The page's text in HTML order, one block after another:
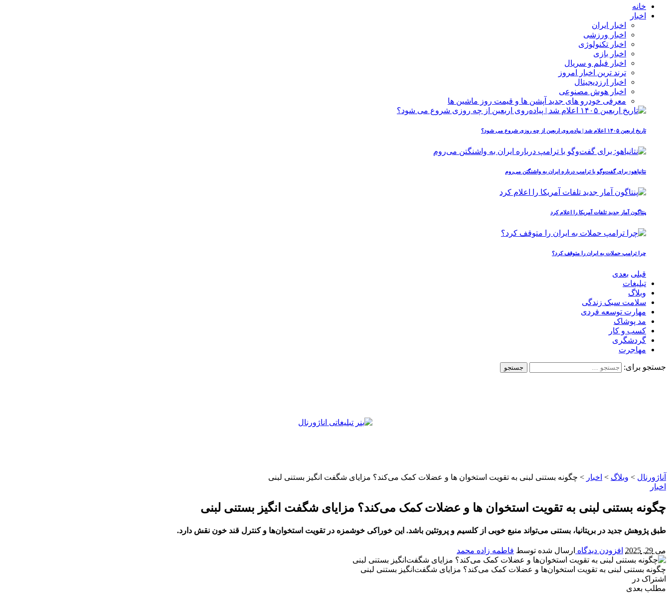
خانه
اخبار
اخبار ایران
اخبار ورزشی
اخبار تکنولوژی
اخبار بازی
اخبار فیلم و سریال
ترند ترین اخبار امروز
اخبار ارزدیجیتال
اخبار هوش مصنوعی
معرفی خودرو های جدید آپشن‌ ها و قیمت روز ماشین‌ ها
تاریخ اربعین ۱۴۰۵ اعلام شد | پیاده‌روی اربعین از چه روزی شروع می‌ شود؟
نتانیاهو: برای گفت‌وگو با ترامپ درباره ایران به واشنگتن می‌روم
پنتاگون آمار جدید تلفات آمریکا را اعلام کرد
چرا ترامپ حملات به ایران را متوقف کرد؟
قبلی بعدی
تبلیغات
وبلاگ
سلامت سبک زندگی
مهارت توسعه فردی
مد پوشاک
کسب و کار
گردشگری
مهاجرت
جستجو برای:
آناژورنال > وبلاگ > اخبار > چگونه بستنی لبنی به تقویت استخوان‌ ها و عضلات کمک می‌کند؟ مزایای شگفت‌ انگیز بستنی لبنی
اخبار
چگونه بستنی لبنی به تقویت استخوان‌ ها و عضلات کمک می‌کند؟ مزایای شگفت‌ انگیز بستنی لبنی
طبق پژوهش جدید در بریتانیا، بستنی می‌تواند منبع خوبی از کلسیم و پروتئین باشد. این خوراکی خوشمزه در تقویت استخوان‌ها و کنترل قند خون نقش دارد.
می 29, 2025 افزودن دیدگاه ارسال شده توسط فاطمه زاده محمد
چگونه بستنی لبنی به تقویت استخوان‌ها و عضلات کمک می‌کند؟ مزایای شگفت‌انگیز بستنی لبنی
اشتراک در
مطلب بعدی